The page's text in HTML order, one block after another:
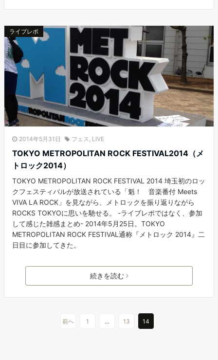
ライブレポ
2014年5月31日 フェス LIVE
TOKYO METROPOLITAN ROCK FESTIVAL2014（メ
トロック2014）
TOKYO METROPOLITAN ROCK FESTIVAL 2014 埼玉初のロッ
クフェスティバルが放送されている「魁！ 音楽番付 Meets
VIVA LA ROCK」を見ながら、メトロックを振り返りながら
ROCKS TOKYOに思いを馳せる。 -ライブレポではなく、参加
して感じた雑感まとめ- 2014年5月25日。TOKYO
METROPOLITAN ROCK FESTIVAL通称『メトロック 2014』二
日目に参加してきた。
続きを読む
前へ 1 … 13 14